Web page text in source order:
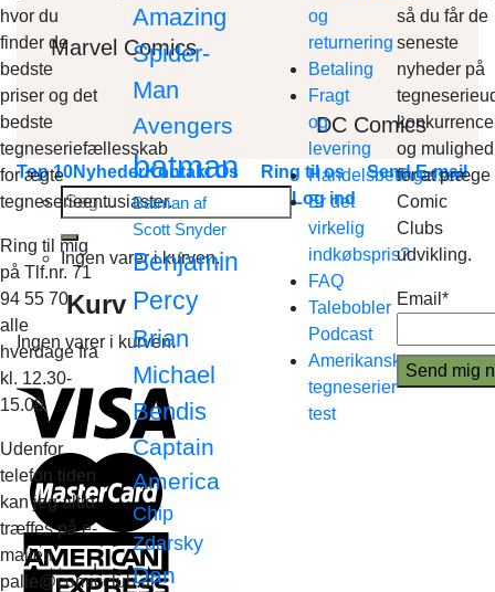
Marvel Comics
DC Comics
Top 10NyhederKontakt Os Ring til os
Send E-mail
Søg
efter:
Log ind
Ingen varer i kurven.
Kurv
Ingen varer i kurven.
hvor du
finder de
bedste
priser og det
bedste
tegneseriefællesskab
for ægte
tegneserieentusiaster.
Ring til mig
på Tlf.nr. 71
94 55 70
alle
hverdage fra
kl. 12.30-
15.00
Udenfor
telefon tiden
kan jeg altid
træffes på e-
mailen
palle@comicclub.dk
Amazing
Spider-
Man
Avengers
batman
Batman af
Scott Snyder
Benjamin
Percy
Brian
Michael
Bendis
Captain
America
Chip
Zdarsky
Dan
og
returnering
Betaling
Fragt
og
levering
Handelsbetingelser
Er det
virkelig
indkøbspris?
FAQ
Talebobler
Podcast
Amerikanske
tegneserier
test
så du får de
seneste
nyheder på
og mulighed
for at præge
Comic
Clubs
udvikling.
Email*